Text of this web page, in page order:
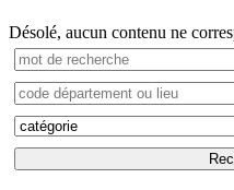
Désolé, aucun contenu ne